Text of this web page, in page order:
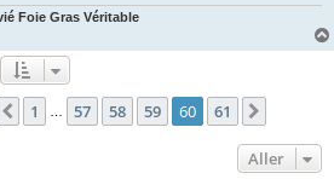
Foie Gras Véritable
60 sur 61
Précédent
1 57 58 59 60 61
Aller